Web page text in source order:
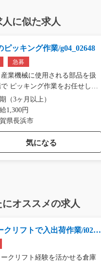
人に似た求人
ピッキング作業/g04_02648
急募
業機械に使用される部品を扱
で ピッキング作業をお任せし
（3ヶ月以上）
1,300円
県長浜市
気になる
にオススメの求人
クリフトで入出荷作業/i02_0
ークリフト経験を活かせる倉庫